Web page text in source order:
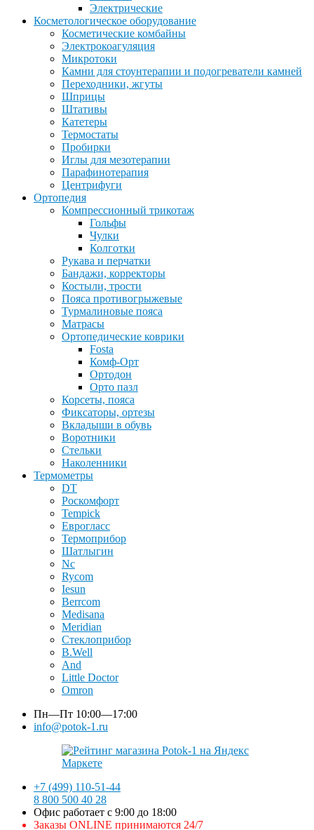
Электрические
Косметологическое оборудование
Косметические комбайны
Электрокоагуляция
Микротоки
Камни для стоунтерапии и подогреватели камней
Переходники, жгуты
Шприцы
Штативы
Катетеры
Термостаты
Пробирки
Иглы для мезотерапии
Парафинотерапия
Центрифуги
Ортопедия
Компрессионный трикотаж
Гольфы
Чулки
Колготки
Рукава и перчатки
Бандажи, корректоры
Костыли, трости
Пояса противогрыжевые
Турмалиновые пояса
Матрасы
Ортопедические коврики
Fosta
Комф-Орт
Ортодон
Орто пазл
Корсеты, пояса
Фиксаторы, ортезы
Вкладыши в обувь
Воротники
Стельки
Наколенники
Термометры
DT
Роскомфорт
Tempick
Еврогласс
Термоприбор
Шатлыгин
Nc
Rycom
Iesun
Berrcom
Medisana
Meridian
Стеклоприбор
B.Well
And
Little Doctor
Omron
Пн—Пт 10:00—17:00
info@potok-1.ru
+7 (499) 110-51-44
8 800 500 40 28
Офис работает с 9:00 до 18:00
Заказы ONLINE принимаются 24/7